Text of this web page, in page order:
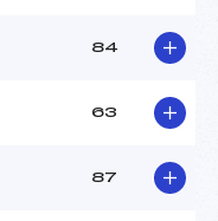
84
63
87